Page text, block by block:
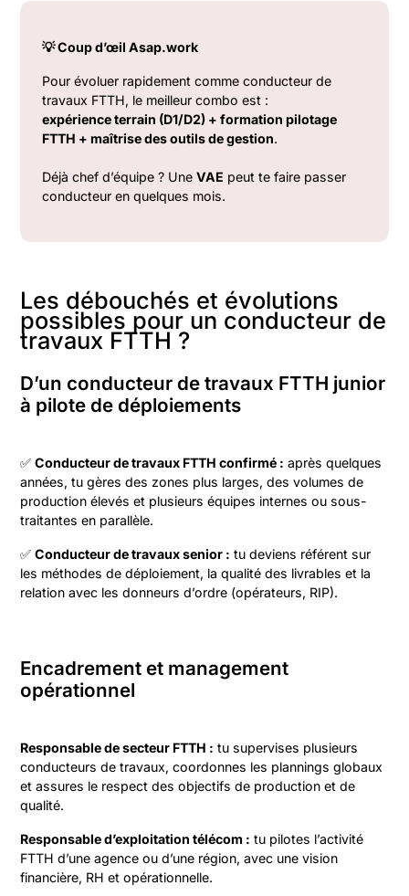
💡 Coup d’œil Asap.work
Pour évoluer rapidement comme conducteur de
travaux FTTH, le meilleur combo est :
expérience terrain (D1/D2) + formation pilotage
FTTH + maîtrise des outils de gestion.
Déjà chef d’équipe ? UneVAE peut te faire passer
conducteur en quelques mois.
Les débouchés et évolutions
possibles pour un conducteur de
travaux FTTH ?
D’un conducteur de travaux FTTH junior
à pilote de déploiements
✅Conducteur de travaux FTTH confirmé : après quelques
années, tu gères des zones plus larges, des volumes de
production élevés et plusieurs équipes internes ou sous-
traitantes en parallèle.
✅Conducteur de travaux senior : tu deviens référent sur
les méthodes de déploiement, la qualité des livrables et la
relation avec les donneurs d’ordre (opérateurs, RIP).
Encadrement et management
opérationnel
Responsable de secteur FTTH : tu supervises plusieurs
conducteurs de travaux, coordonnes les plannings globaux
et assures le respect des objectifs de production et de
qualité.
Responsable d’exploitation télécom : tu pilotes l’activité
FTTH d’une agence ou d’une région, avec une vision
financière, RH et opérationnelle.